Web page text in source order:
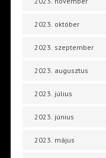
2023. október
2023. szeptember
2023. augusztus
2023. július
2023. június
2023. május